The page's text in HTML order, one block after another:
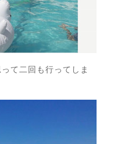
て二回も行ってしま